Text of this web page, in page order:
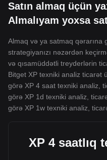
Satın almaq üçün
Almalıyam yoxsa
Almaq və ya satmaq qərarına
strategiyanızı nəzərdən
və qısamüddətli treyderlərin
Bitget XP texniki analiz ticarət
görə XP 4 saat texniki analiz,
görə XP 1d texniki analiz,
görə XP 1w texniki analiz,
XP 4 saatlıq